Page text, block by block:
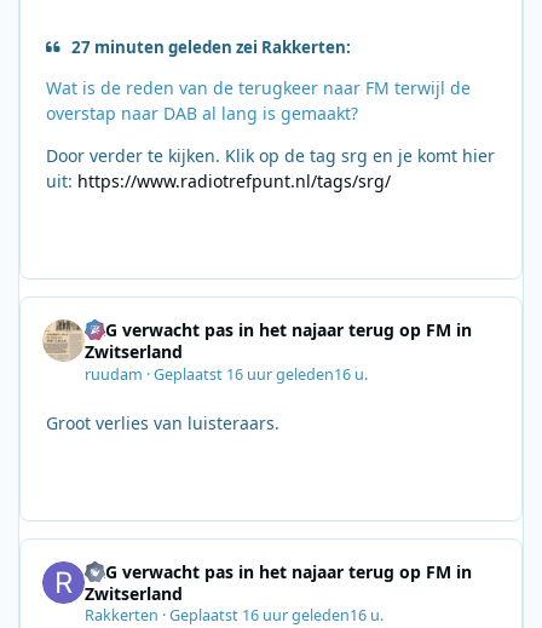
27 minuten geleden zei Rakkerten:
Wat is de reden van de terugkeer naar FM terwijl de
overstap naar DAB al lang is gemaakt?
Door verder te kijken. Klik op de tag srg en je komt hier
uit: https://www.radiotrefpunt.nl/tags/srg/
SRG verwacht pas in het najaar terug op FM in
Zwitserland
ruudam ·Geplaatst 16 uur geleden16 u.
Groot verlies van luisteraars.
SRG verwacht pas in het najaar terug op FM in
Zwitserland
Rakkerten ·Geplaatst 16 uur geleden16 u.